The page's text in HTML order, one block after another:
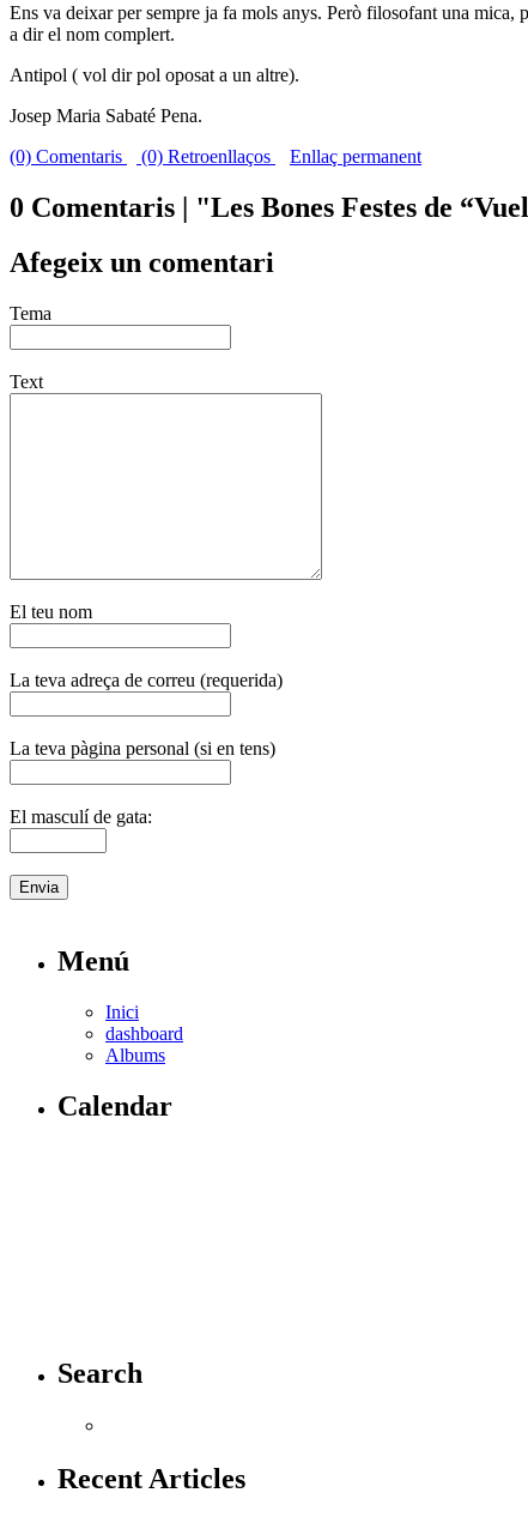
Ens va deixar per sempre ja fa mols anys. Però filosofant una mica,
a dir el nom complert.
Antipol ( vol dir pol oposat a un altre).
Josep Maria Sabaté Pena.
(0) Comentaris
(0) Retroenllaços Enllaç permanent
0 Comentaris | "Les Bones Festes de
Afegeix un comentari
Tema
Text
El teu nom
La teva adreça de correu (requerida)
La teva pàgina personal (si en tens)
El masculí de gata:
Menú
Inici
dashboard
Albums
Calendar
Search
Recent Articles